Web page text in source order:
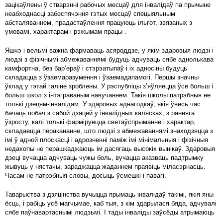
зацікаўлены ў стварэнні рабочых месцаў для інвалідаў па прычыне
неабходнасці забеспячэння гэтых месцаў спецыяльным
абсталяваннем, прадастаўлення працуюць ільгот, звязаных з
умовамі, характарам і рэжымам працы .
Яшчэ і вельмі важна фармаваць асяроддзе, у якім здаровыя людзі і
людзі з фізічнымі абмежаваннямі будуць адчуваць сябе аднолькава
камфортна, без бар’ераў і стэрэатыпаў і іх адносіны будуць
складацца з ўзаемаразумення і ўзаемадапамогі. Першы значны
ўклад у гэтай галіне зроблены. У рэспубліцы з’яўляецца ўсё больш і
больш школ з інтэграваным навучаннем. Такія школы патрэбныя не
толькі дзецям-інвалідам. У здаровых аднагодкаў, якія ўвесь час
бачаць побач з сабой дзяцей у інвалідных калясках, з ранняга
ўзросту, калі толькі фарміруецца светаўспрыманне і характар,
складаецца перакананне, што людзі з абмежаваннямі знаходзяцца з
імі ў адной плоскасці і адрозненні паміж імі мінімальныя і фізічныя
недахопы не перашкаджаюць ім дасягаць высокіх вынікаў. Здаровыя
дзеці вучацца адчуваць чужы боль, вучацца аказваць падтрымку
жывуць у нястачы, зараджацца жаданнем праявіць міласэрнасць.
Часам не патрэбныя словы, досыць ўсмешкі і павагі.
Таварыства з дзяцінства вучыцца прымаць інвалідаў такімі, якія яны
ёсць, і рабіць усё магчымае, каб тыя, з кім здарылася бяда, адчувалі
сябе паўнавартаснымі людзьмі. І тады інваліды заўсёды атрымаюць